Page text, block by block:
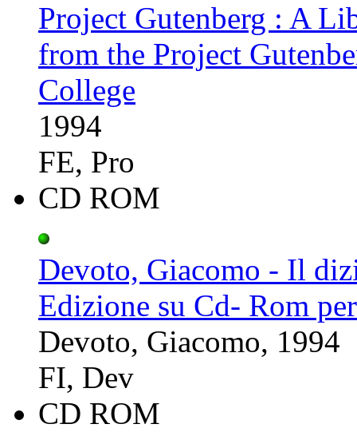
Project Gutenberg : A
from the Project
College
1994
FE, Pro
CD ROM
Devoto, Giacomo - Il
Edizione su Cd- Rom
Devoto, Giacomo, 1994
FI, Dev
CD ROM